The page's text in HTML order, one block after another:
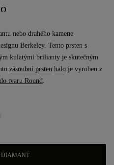
nebo drahého kamene
Berkeley. Tento prsten s
kulatými brilianty je skutečným
zásnubní prsten halo je vyroben z
tvaru Round.
DIAMANT